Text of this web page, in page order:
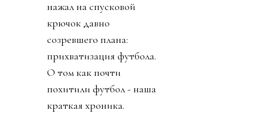
нажал на спусковой
крючок давно
созревшего плана:
прихватизация футбола.
О том как почти
похитили футбол - наша
краткая хроника.